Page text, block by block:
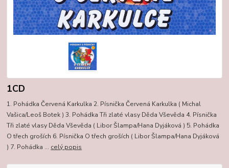
1CD
1. Pohádka Červená Karkulka 2. Písnička Červená Karkulka ( Michal
Vašica/Leoš Botek ) 3. Pohádka Tři zlaté vlasy Děda Vševěda 4. Písnička
Tři zlaté vlasy Děda Vševěda ( Libor Šlampa/Hana Dyjáková ) 5. Pohádka
O třech groších 6. Písnička O třech groších ( Libor Šlampa/Hana Dyjáková
) 7. Pohádka ... celý popis